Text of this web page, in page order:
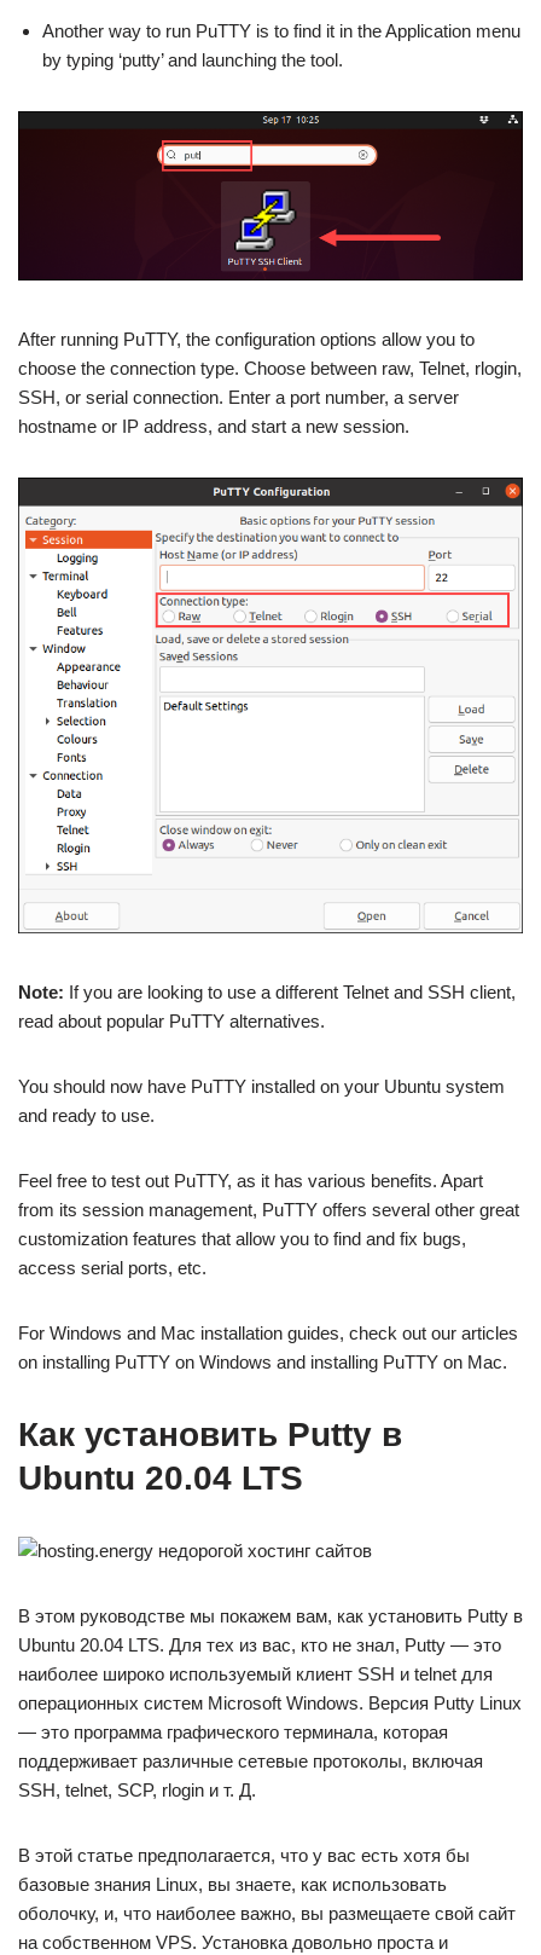
Another way to run PuTTY is to find it in the Application menu
by typing ‘putty’ and launching the tool.
After running PuTTY, the configuration options allow you to
choose the connection type. Choose between raw, Telnet, rlogin,
SSH, or serial connection. Enter a port number, a server
hostname or IP address, and start a new session.
Note: If you are looking to use a different Telnet and SSH client,
read about popular PuTTY alternatives.
You should now have PuTTY installed on your Ubuntu system
and ready to use.
Feel free to test out PuTTY, as it has various benefits. Apart
from its session management, PuTTY offers several other great
customization features that allow you to find and fix bugs,
access serial ports, etc.
For Windows and Mac installation guides, check out our articles
on installing PuTTY on Windows and installing PuTTY on Mac.
Как установить Putty в
Ubuntu 20.04 LTS
В этом руководстве мы покажем вам, как установить Putty в
Ubuntu 20.04 LTS. Для тех из вас, кто не знал, Putty — это
наиболее широко используемый клиент SSH и telnet для
операционных систем Microsoft Windows. Версия Putty Linux
— это программа графического терминала, которая
поддерживает различные сетевые протоколы, включая
SSH, telnet, SCP, rlogin и т. Д.
В этой статье предполагается, что у вас есть хотя бы
базовые знания Linux, вы знаете, как использовать
оболочку, и, что наиболее важно, вы размещаете свой сайт
на собственном VPS. Установка довольно проста и